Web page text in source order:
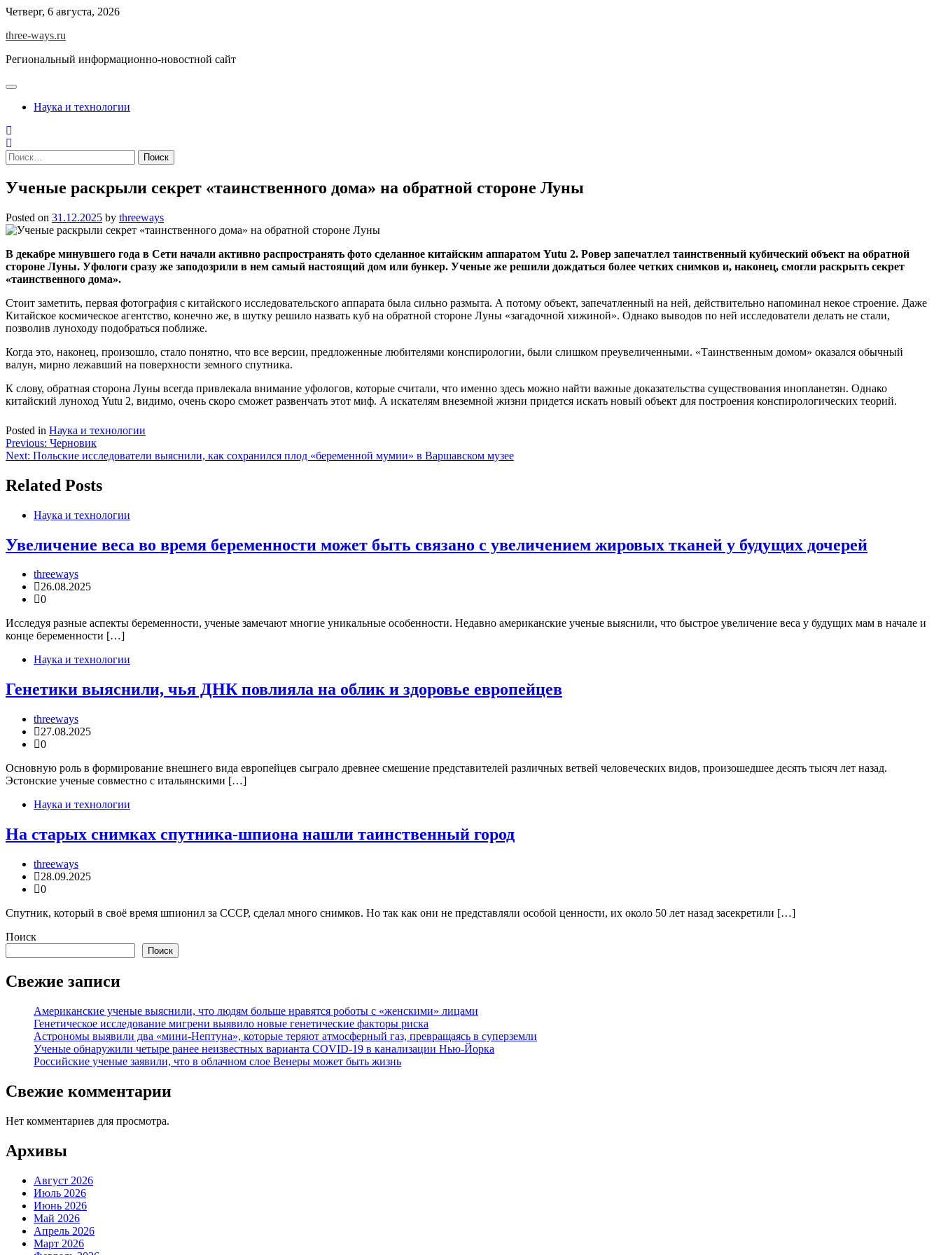
Skip
content
Четверг, 6 августа, 2026
three-ways.ru
Региональный информационно-новостной сайт
Наука и технологии
Найти:
Ученые раскрыли секрет «таинственного дома» на обратной стороне Луны
Posted on 31.12.2025 by threeways
В декабре минувшего года в Сети начали активно распространять фото сделанное китайским аппаратом Yutu 2. Ровер запечатлел таинственный кубический объект на обратной
стороне Луны. Уфологи сразу же заподозрили в нем самый настоящий дом или бункер. Ученые же решили дождаться более четких снимков и, наконец, смогли раскрыть секрет
«таинственного дома».
Стоит заметить, первая фотография с китайского исследовательского аппарата была сильно размыта. А потому объект, запечатленный на ней, действительно напоминал некое строение. Даже
Китайское космическое агентство, конечно же, в шутку решило назвать куб на обратной стороне Луны «загадочной хижиной». Однако выводов по ней исследователи делать не стали,
позволив луноходу подобраться поближе.
Когда это, наконец, произошло, стало понятно, что все версии, предложенные любителями конспирологии, были слишком преувеличенными. «Таинственным домом» оказался обычный
валун, мирно лежавший на поверхности земного спутника.
К слову, обратная сторона Луны всегда привлекала внимание уфологов, которые считали, что именно здесь можно найти важные доказательства существования инопланетян. Однако
китайский луноход Yutu 2, видимо, очень скоро сможет развенчать этот миф. А искателям внеземной жизни придется искать новый объект для построения конспирологических теорий.
Posted in Наука и технологии
Навигация
по
записям
Previous: Черновик
Next: Польские исследователи выяснили, как сохранился плод «беременной мумии» в Варшавском музее
Related Posts
Наука и технологии
Увеличение веса во время беременности может быть связано с увеличением жировых тканей у будущих дочерей
threeways
26.08.2025
0
Исследуя разные аспекты беременности, ученые замечают многие уникальные особенности. Недавно американские ученые выяснили, что быстрое увеличение веса у будущих мам в начале и
конце беременности […]
Наука и технологии
Генетики выяснили, чья ДНК повлияла на облик и здоровье европейцев
threeways
27.08.2025
0
Основную роль в формирование внешнего вида европейцев сыграло древнее смешение представителей различных ветвей человеческих видов, произошедшее десять тысяч лет назад.
Эстонские ученые совместно с итальянскими […]
Наука и технологии
На старых снимках спутника-шпиона нашли таинственный город
threeways
28.09.2025
0
Спутник, который в своё время шпионил за СССР, сделал много снимков. Но так как они не представляли особой ценности, их около 50 лет назад засекретили […]
Поиск
Поиск
Свежие записи
Американские ученые выяснили, что людям больше нравятся роботы с «женскими» лицами
Генетическое исследование мигрени выявило новые генетические факторы риска
Астрономы выявили два «мини-Нептуна», которые теряют атмосферный газ, превращаясь в суперземли
Ученые обнаружили четыре ранее неизвестных варианта COVID-19 в канализации Нью-Йорка
Российские ученые заявили, что в облачном слое Венеры может быть жизнь
Свежие комментарии
Нет комментариев для просмотра.
Архивы
Август 2026
Июль 2026
Июнь 2026
Май 2026
Апрель 2026
Март 2026